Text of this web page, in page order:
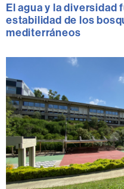
El agua y la diversidad
estabilidad de los
mediterráneos